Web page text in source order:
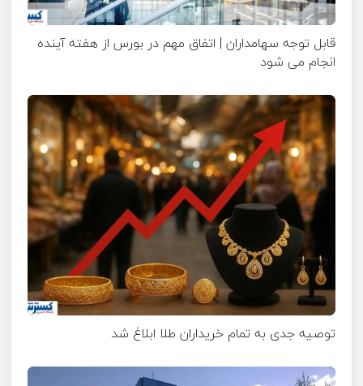
قابل توجه سهامداران | اتفاق مهم در بورس از هفته آینده
انجام می شود
توصیه جدی به تمام خریداران طلا ابلاغ شد